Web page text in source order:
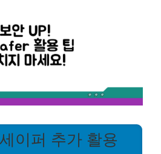
이퍼 추가 활용